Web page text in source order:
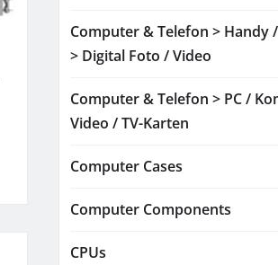
Computer & Telefon > Handy
> Digital Foto / Video
Computer & Telefon > PC /
Video / TV-Karten
Computer Cases
Computer Components
CPUs